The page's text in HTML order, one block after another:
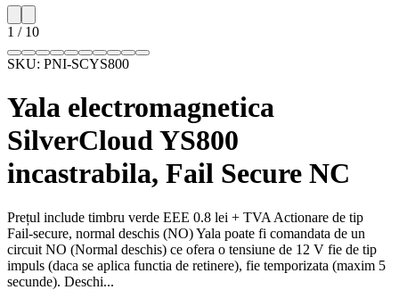
1 / 10
SKU: PNI-SCYS800
Yala electromagnetica
SilverCloud YS800
incastrabila, Fail Secure NC
Prețul include timbru verde EEE 0.8 lei + TVA Actionare de tip
Fail-secure, normal deschis (NO) Yala poate fi comandata de un
circuit NO (Normal deschis) ce ofera o tensiune de 12 V fie de tip
impuls (daca se aplica functia de retinere), fie temporizata (maxim 5
secunde). Deschi...